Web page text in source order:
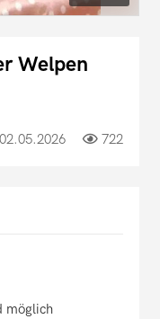
Welpen
02.05.2026 722
möglich